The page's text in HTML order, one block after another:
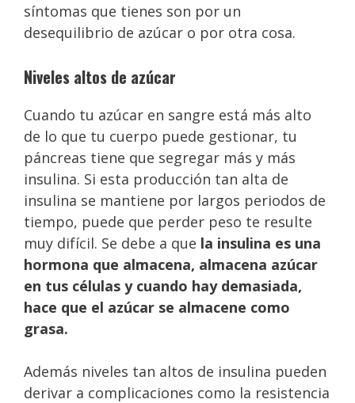
síntomas que tienes son por un
desequilibrio de azúcar o por otra cosa.
Niveles altos de azúcar
Cuando tu azúcar en sangre está más alto
de lo que tu cuerpo puede gestionar, tu
páncreas tiene que segregar más y más
insulina. Si esta producción tan alta de
insulina se mantiene por largos periodos de
tiempo, puede que perder peso te resulte
muy difícil. Se debe a que la insulina es una
hormona que almacena, almacena azúcar
en tus células y cuando hay demasiada,
hace que el azúcar se almacene como
grasa.
Además niveles tan altos de insulina pueden
derivar a complicaciones como la resistencia